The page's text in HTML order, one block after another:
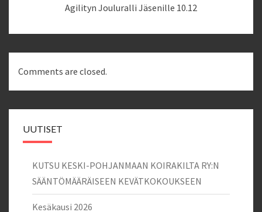
Agilityn Jouluralli Jäsenille 10.12
Comments are closed.
UUTISET
KUTSU KESKI-POHJANMAAN KOIRAKILTA RY:N
SÄÄNTÖMÄÄRÄISEEN KEVÄTKOKOUKSEEN
Kesäkausi 2026